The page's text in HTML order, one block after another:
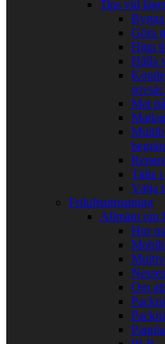
Tips vid
Göra
Hitta
Hålla
Mat
Tälta i
Välja
Friluftsutrustning
Allmänt om
Hur
Om